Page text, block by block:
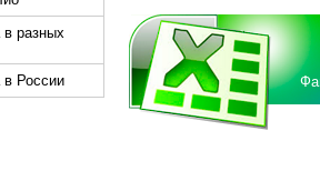
в разных
в России